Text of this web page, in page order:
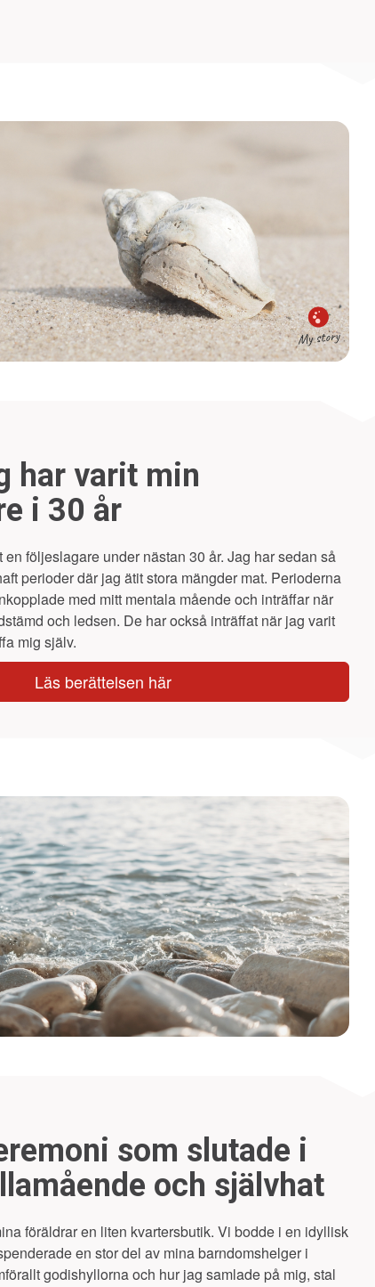
har varit min
i 30 år
följeslagare under nästan 30 år. Jag har sedan så
perioder där jag ätit stora mängder mat. Perioderna
med mitt mentala mående och inträffar när
och ledsen. De har också inträffat när jag varit
mig själv.
Läs berättelsen här
som slutade i
och självhat
föräldrar en liten kvartersbutik. Vi bodde i en idyllisk
en stor del av mina barndomshelger i
godishyllorna och hur jag samlade på mig, stal